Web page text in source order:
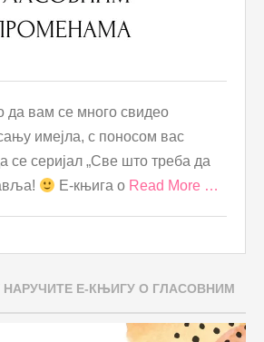
да вам се много свидео
имејла, с поносом вас
се серијал „Све што треба да
Е-књига о Read More …
Е-КЊИГУ О ГЛАСОВНИМ